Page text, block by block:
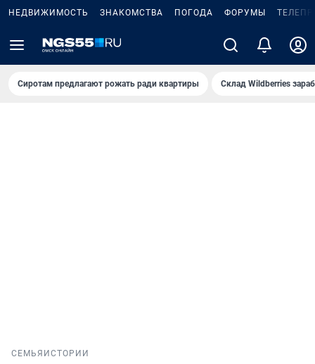
НЕДВИЖИМОСТЬ ЗНАКОМСТВА ПОГОДА ФОРУМЫ
Сиротам предлагают рожать ради квартиры Склад Wildberries
СЕМЬЯ ИСТОРИИ